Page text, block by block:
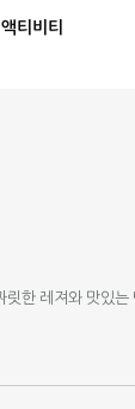
액티비티
한 레져와 맛있는